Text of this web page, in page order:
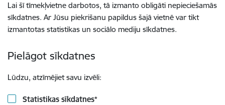
Lai šī tīmekļvietne darbotos, tā izmanto obligāti nepieciešamās
sīkdatnes. Ar Jūsu piekrišanu papildus šajā vietnē var tikt
izmantotas statistikas un sociālo mediju sīkdatnes.
Pielāgot sīkdatnes
Lūdzu, atzīmējiet savu izvēli:
Statistikas sīkdatnes*